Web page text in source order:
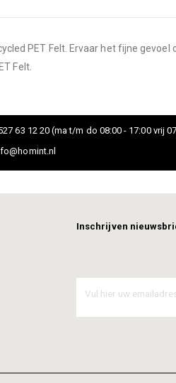
PET Felt. Ervaar het fijne gevoel
Felt.
63 12 20 (ma t/m do 08:00 - 17:00 vrij
Inschrijven